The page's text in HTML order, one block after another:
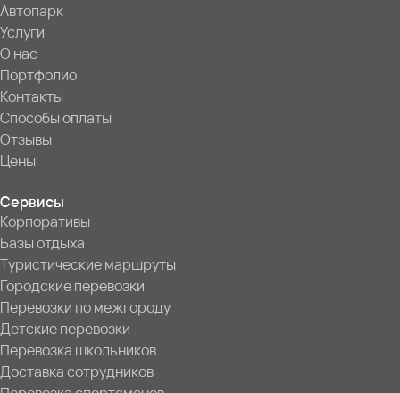
Автопарк
Услуги
О нас
Портфолио
Контакты
Способы оплаты
Отзывы
Цены
Сервисы
Корпоративы
Базы отдыха
Туристические маршруты
Городские перевозки
Перевозки по межгороду
Детские перевозки
Перевозка школьников
Доставка сотрудников